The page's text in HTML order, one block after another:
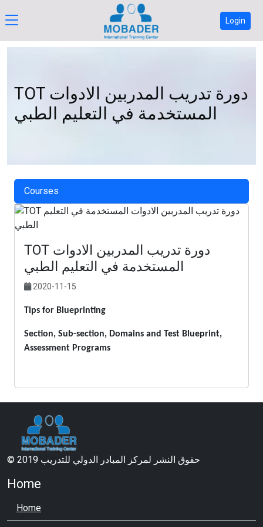
Login
TOT دورة تدريب المدربين الادوات
المستخدمة في التعليم الطبي
Courses
TOT دورة تدريب المدربين الادوات
المستخدمة في التعليم الطبي
2020-11-15
Tips for Blueprinting
Section, Sub-section, Domains and Test Blueprint,
Assessment Programs
© 2019 حقوق النشر لمركز المبادر الدولي للتدريب
Home
Home